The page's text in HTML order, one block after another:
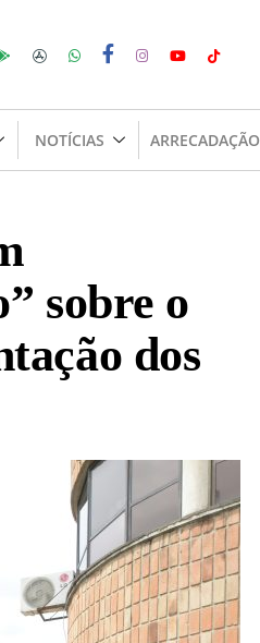
NOTÍCIAS ARRECADAÇÃO
sobre o
dos